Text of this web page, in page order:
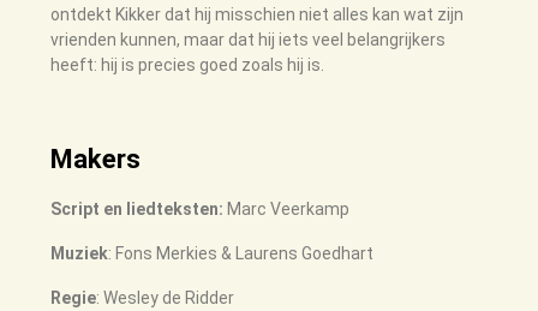
ontdekt Kikker dat hij misschien niet alles kan wat zijn
vrienden kunnen, maar dat hij iets veel belangrijkers
heeft: hij is precies goed zoals hij is.
Makers
Script en liedteksten: Marc Veerkamp
Muziek: Fons Merkies & Laurens Goedhart
Regie: Wesley de Ridder